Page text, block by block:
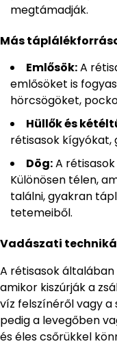
megtámadják.
Más
Emlősök:A
emlősöket is
hörcsögöket,
Hüllők és
rétisasok kígyókat,
Dög:A
Különösen télen,
találni, gyakran
tetemeiből.
Vadászati
A rétisasok
amikor kiszúrják a
víz felszínéről vagy
pedig a levegőben
és éles csőrükkel